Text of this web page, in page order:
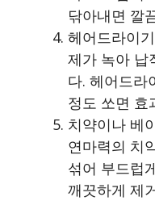
닦아내면 깔
헤어드라이
제가 녹아 납
다. 헤어드라
정도 쏘면 효
치약이나 베
연마력의 치
섞어 부드럽
깨끗하게 제